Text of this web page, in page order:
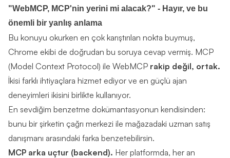
"WebMCP, MCP'nin yerini mi alacak?" - Hayır, ve bu
önemli bir yanlış anlama
Bu konuyu okurken en çok karıştırılan nokta buymuş,
Chrome ekibi de doğrudan bu soruya cevap vermiş. MCP
(Model Context Protocol) ile WebMCP rakip değil, ortak.
İkisi farklı ihtiyaçlara hizmet ediyor ve en güçlü ajan
deneyimleri ikisini birlikte kullanıyor.
En sevdiğim benzetme dokümantasyonun kendisinden:
bunu bir şirketin çağrı merkezi ile mağazadaki uzman satış
danışmanı arasındaki farka benzetebilirsin.
MCP arka uçtur (backend). Her platformda, her an